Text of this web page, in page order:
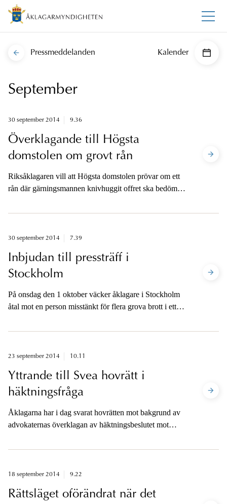
Pressmeddelanden Kalender
September
30 september 2014 9.36
Överklagande till Högsta
domstolen om grovt rån
Riksåklagaren vill att Högsta domstolen prövar om ett
rån där gärningsmannen knivhuggit offret ska bedömas
30 september 2014 7.39
Inbjudan till pressträff i
Stockholm
På onsdag den 1 oktober väcker åklagare i Stockholm
åtal mot en person misstänkt för flera grova brott i ett
åtalet bjuder Åklagarmyndigheten och
23 september 2014 10.11
Yttrande till Svea hovrätt i
häktningsfråga
Åklagarna har i dag svarat hovrätten mot bakgrund av
advokaternas överklagan av häktningsbeslutet mot
åklagarna begäran om att hovrätten ska häva beslutet
18 september 2014 9.22
Rättsläget oförändrat när det